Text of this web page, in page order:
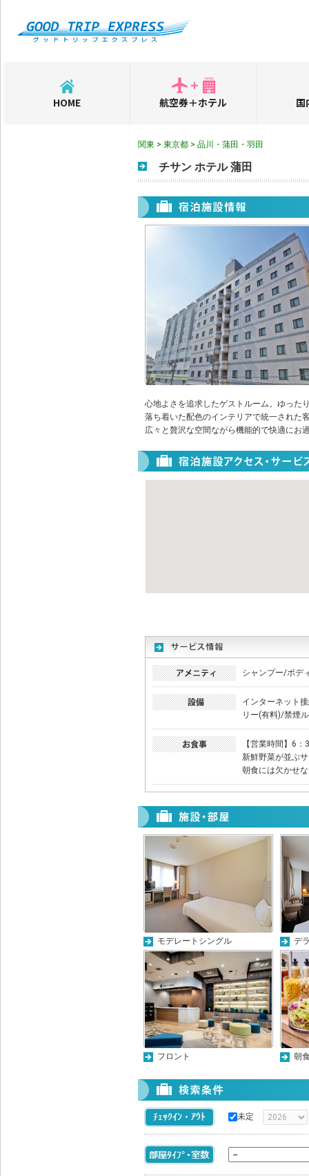
HOME 航空券＋ホテル 国
関東 > 東京都 > 品川・蒲田・羽田
チサン ホテル 蒲田
心地よさを追求したゲストルーム。ゆった
落ち着いた配色のインテリアで統一された
広々と贅沢な空間ながら機能的で快適にお
シャンプー/ボデ
インターネット
リー(有料)/禁煙
【営業時間】6
新鮮野菜が並ぶ
朝食には欠かせ
モデレートシングル デ
フロント 朝
未定